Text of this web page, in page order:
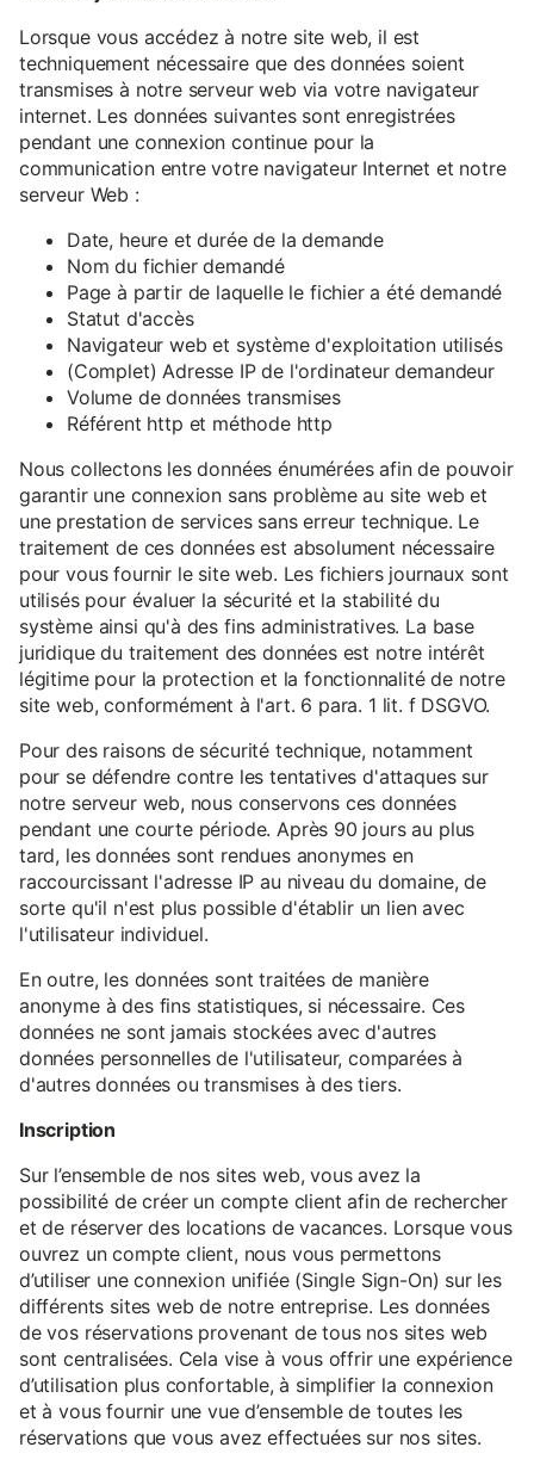
Lorsque vous accédez à notre site web, il est
techniquement nécessaire que des données soient
transmises à notre serveur web via votre navigateur
internet. Les données suivantes sont enregistrées
pendant une connexion continue pour la
communication entre votre navigateur Internet et notre
serveur Web :
Date, heure et durée de la demande
Nom du fichier demandé
Page à partir de laquelle le fichier a été demandé
Statut d'accès
Navigateur web et système d'exploitation utilisés
(Complet) Adresse IP de l'ordinateur demandeur
Volume de données transmises
Référent http et méthode http
Nous collectons les données énumérées afin de pouvoir
garantir une connexion sans problème au site web et
une prestation de services sans erreur technique. Le
traitement de ces données est absolument nécessaire
pour vous fournir le site web. Les fichiers journaux sont
utilisés pour évaluer la sécurité et la stabilité du
système ainsi qu'à des fins administratives. La base
juridique du traitement des données est notre intérêt
légitime pour la protection et la fonctionnalité de notre
site web, conformément à l'art. 6 para. 1 lit. f DSGVO.
Pour des raisons de sécurité technique, notamment
pour se défendre contre les tentatives d'attaques sur
notre serveur web, nous conservons ces données
pendant une courte période. Après 90 jours au plus
tard, les données sont rendues anonymes en
raccourcissant l'adresse IP au niveau du domaine, de
sorte qu'il n'est plus possible d'établir un lien avec
l'utilisateur individuel.
En outre, les données sont traitées de manière
anonyme à des fins statistiques, si nécessaire. Ces
données ne sont jamais stockées avec d'autres
données personnelles de l'utilisateur, comparées à
d'autres données ou transmises à des tiers.
Inscription
Sur l’ensemble de nos sites web, vous avez la
possibilité de créer un compte client afin de rechercher
et de réserver des locations de vacances. Lorsque vous
ouvrez un compte client, nous vous permettons
d’utiliser une connexion unifiée (Single Sign-On) sur les
différents sites web de notre entreprise. Les données
de vos réservations provenant de tous nos sites web
sont centralisées. Cela vise à vous offrir une expérience
d’utilisation plus confortable, à simplifier la connexion
et à vous fournir une vue d’ensemble de toutes les
réservations que vous avez effectuées sur nos sites.